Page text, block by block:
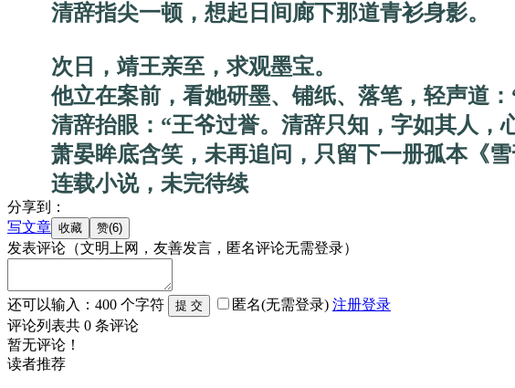
清辞指尖一顿，想起日间廊下那道青衫身影。
次日，靖王亲至，求观墨宝。
他立在案前，看她研墨、铺纸、落笔，轻声道：
清辞抬眼：“王爷过誉。清辞只知，字如其人，
萧晏眸底含笑，未再追问，只留下一册孤本《雪
连载小说，未完待续
分享到：
写文章
发表评论 （文明上网，友善发言，匿名评论无需登录）
还可以输入： 400 个字符 匿名(无需登录) 注册登录
评论列表共 0 条评论
暂无评论！
读者推荐